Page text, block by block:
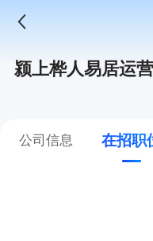
颍上桦人易居运
公司信息 在招职